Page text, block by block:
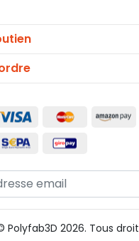
Polyfab3D 2026. Tous